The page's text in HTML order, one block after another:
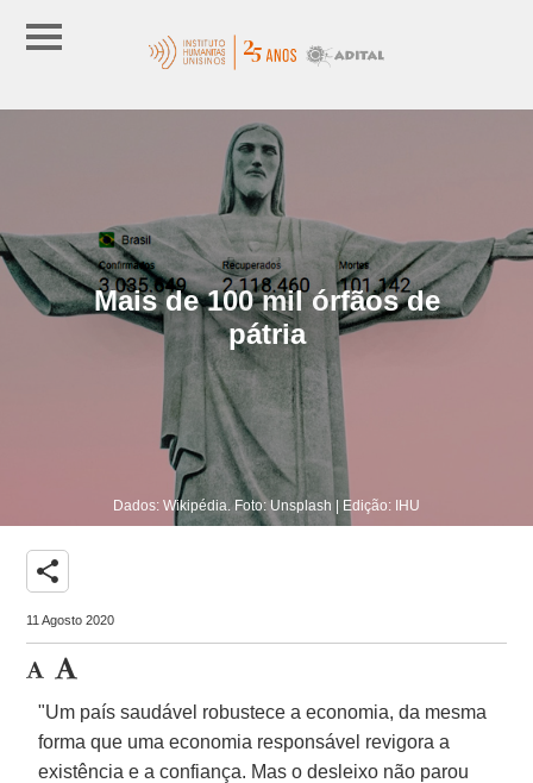
Mais de 100 mil órfãos de
pátria
Dados: Wikipédia. Foto: Unsplash | Edição: IHU
share
11 Agosto 2020
"Um país saudável robustece a economia, da mesma
forma que uma economia responsável revigora a
existência e a confiança. Mas o desleixo não parou